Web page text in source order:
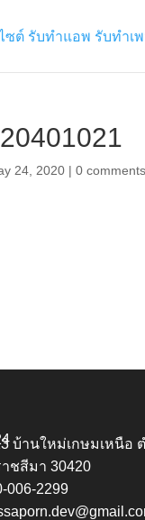
24, 2020 |0 comments
บ้านใหม่เกษมเหนือ
ชสีมา 30420
006-2299